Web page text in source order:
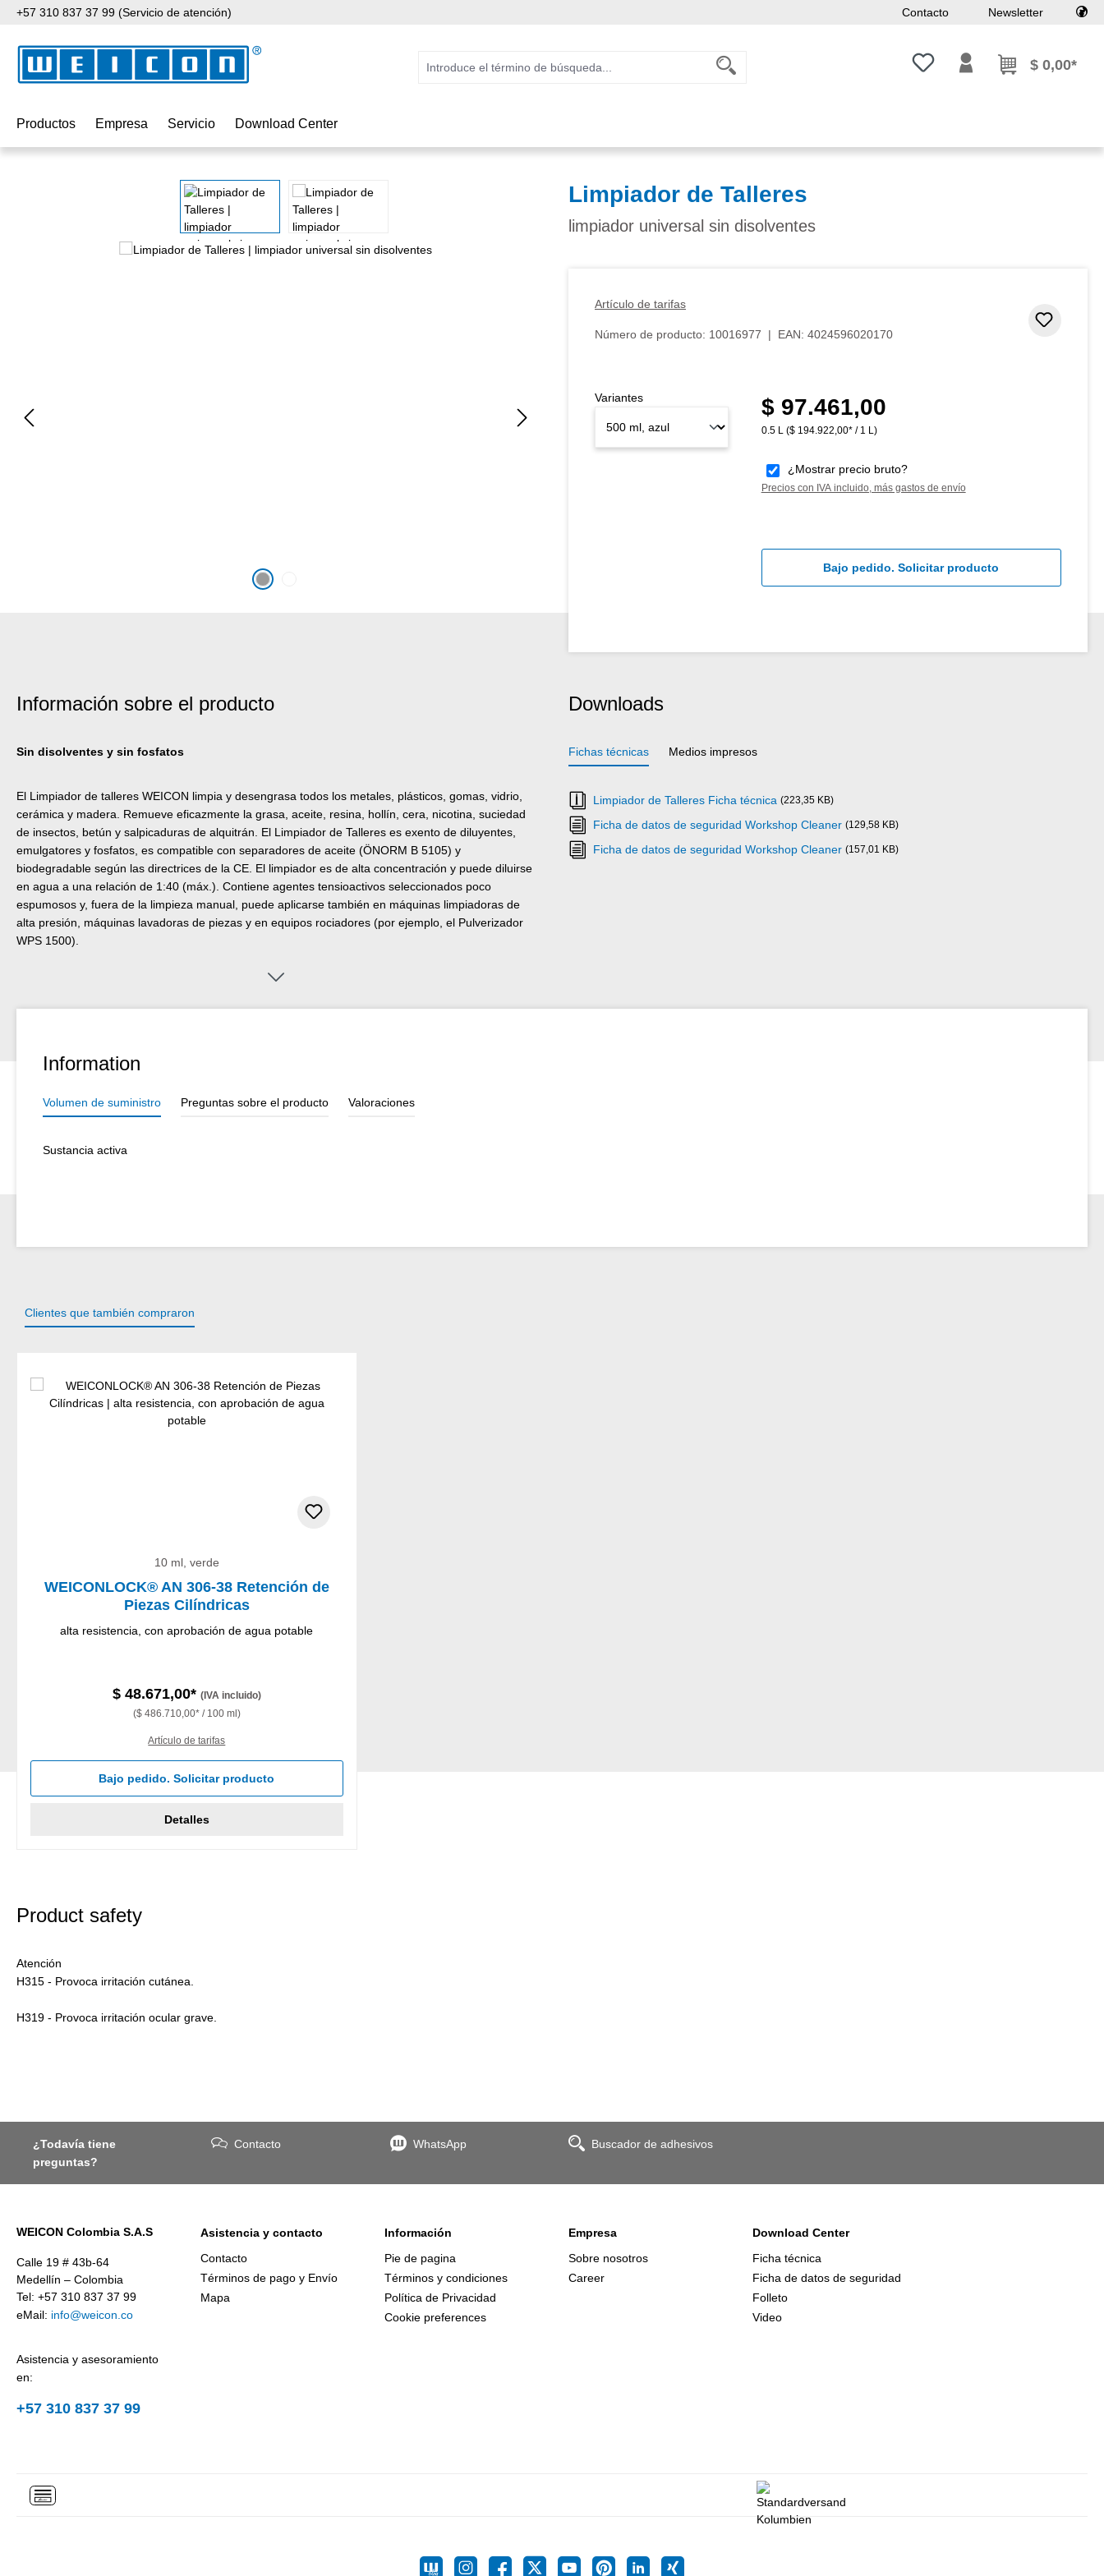
al contenido principal
Saltar a la búsqueda
Saltar a la navegación principal
+57 310 837 37 99 (Servicio de atención) Contacto Newsletter
Tienes 0 artículos en tu lista de
$ 0,00*
Productos Empresa Servicio Download Center
Limpiador de Talleres
limpiador universal sin disolventes
Artículo de tarifas
Número de producto: 10016977 | EAN: 4024596020170
Precio normal:
$ 97.461,00
0.5 L ($ 194.922,00* / 1 L)
¿Mostrar precio bruto?
Precios con IVA incluido, más gastos de envío
Variantes
Bajo pedido. Solicitar producto
Información sobre el producto
Sin disolventes y sin fosfatos
El Limpiador de talleres WEICON limpia y desengrasa todos los metales, plásticos, gomas, vidrio,
cerámica y madera. Remueve eficazmente la grasa, aceite, resina, hollín, cera, nicotina, suciedad
de insectos, betún y salpicaduras de alquitrán. El Limpiador de Talleres es exento de diluyentes,
emulgatores y fosfatos, es compatible con separadores de aceite (ÖNORM B 5105) y
biodegradable según las directrices de la CE. El limpiador es de alta concentración y puede diluirse
en agua a una relación de 1:40 (máx.). Contiene agentes tensioactivos seleccionados poco
espumosos y, fuera de la limpieza manual, puede aplicarse también en máquinas limpiadoras de
alta presión, máquinas lavadoras de piezas y en equipos rociadores (por ejemplo, el Pulverizador
WPS 1500).
Downloads
Fichas técnicas Medios impresos
Limpiador de Talleres Ficha técnica (223,35 KB)
Ficha de datos de seguridad Workshop Cleaner (129,58 KB)
Ficha de datos de seguridad Workshop Cleaner (157,01 KB)
Information
Volumen de suministro Preguntas sobre el producto Valoraciones
Sustancia activa
Clientes que también compraron
10 ml, verde
WEICONLOCK® AN 306-38 Retención de
Piezas Cilíndricas
alta resistencia, con aprobación de agua potable
$ 48.671,00* (IVA incluido)
($ 486.710,00* / 100 ml)
Artículo de tarifas
Bajo pedido. Solicitar producto
Detalles
Product safety
Atención
H315 - Provoca irritación cutánea.
H319 - Provoca irritación ocular grave.
¿Todavía tiene
preguntas?
Contacto WhatsApp Buscador de adhesivos
WEICON Colombia S.A.S
Calle 19 # 43b-64
Medellín – Colombia
Tel: +57 310 837 37 99
eMail: info@weicon.co
Asistencia y asesoramiento
en:
+57 310 837 37 99
Asistencia y contacto
Contacto
Términos de pago y Envío
Mapa
Información
Pie de pagina
Términos y condiciones
Política de Privacidad
Cookie preferences
Empresa
Sobre nosotros
Career
Download Center
Ficha técnica
Ficha de datos de seguridad
Folleto
Video